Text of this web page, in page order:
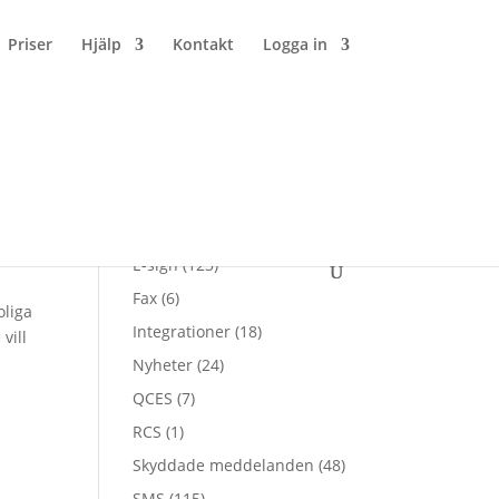
Priser Hjälp Kontakt Logga in
vill
E-sign(123)
Fax (6)
Integrationer (18)
Nyheter (24)
QCES (7)
RCS (1)
Skyddade meddelanden (48)